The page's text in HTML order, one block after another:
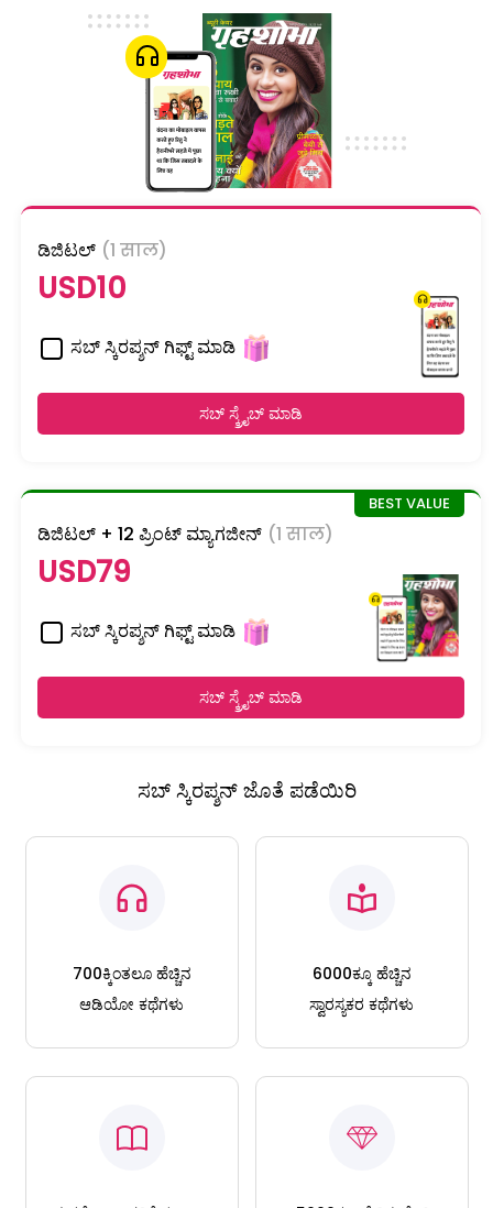
ಡಿಜಿಟಲ್ (1 साल)
USD10
ಸಬ್ ಸ್ಕಿರಪ್ಶನ್ ಗಿಫ್ಟ್ ಮಾಡಿ
ಸಬ್ ಸ್ಕ್ರೈಬ್ ಮಾಡಿ
ಡಿಜಿಟಲ್ + 12 ಪ್ರಿಂಟ್ ಮ್ಯಾಗಜೀನ್ (1 साल)
USD79
ಸಬ್ ಸ್ಕಿರಪ್ಶನ್ ಗಿಫ್ಟ್ ಮಾಡಿ
ಸಬ್ ಸ್ಕ್ರೈಬ್ ಮಾಡಿ
ಸಬ್ ಸ್ಕಿರಪ್ಶನ್ ಜೊತೆ ಪಡೆಯಿರಿ
700ಕ್ಕಿಂತಲೂ ಹೆಚ್ಚಿನ
ಆಡಿಯೋ ಕಥೆಗಳು
6000ಕ್ಕೂ ಹೆಚ್ಚಿನ
ಸ್ವಾರಸ್ಯಕರ ಕಥೆಗಳು